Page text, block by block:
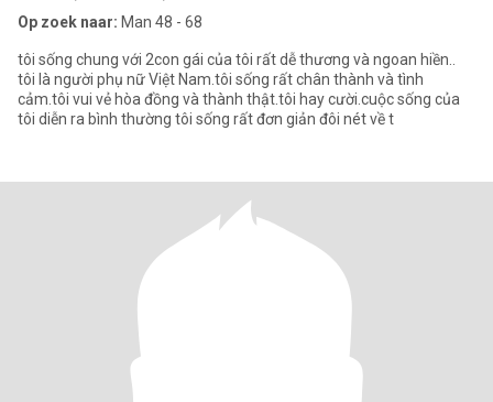
Op zoek naar: Man 48 - 68
tôi sống chung với 2con gái của tôi rất dễ thương và ngoan hiền..
tôi là người phụ nữ Việt Nam.tôi sống rất chân thành và tình
cảm.tôi vui vẻ hòa đồng và thành thật.tôi hay cười.cuộc sống của
tôi diễn ra bình thường tôi sống rất đơn giản đôi nét về t